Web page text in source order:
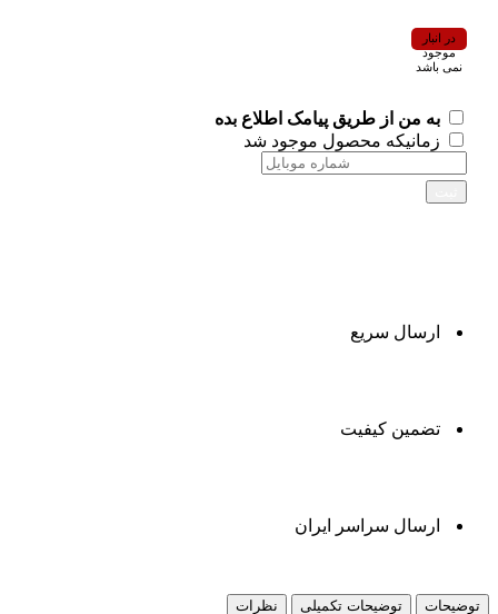
در انبار
موجود
نمی باشد
به من از طریق پیامک اطلاع بده
زمانیکه محصول موجود شد
ارسال سریع
تضمین کیفیت
ارسال سراسر ایران
توضیحات توضیحات تکمیلی نظرات